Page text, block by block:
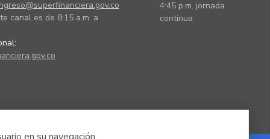
canal es de 8:15 a.m. a
4:45 p.m. jornada
continua